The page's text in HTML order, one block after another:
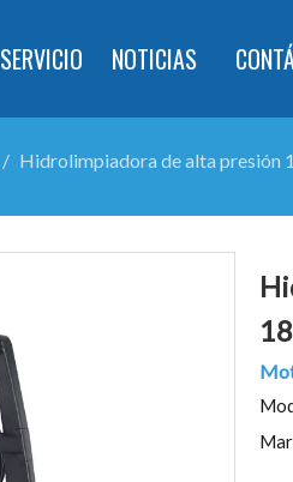
SERVICIO NOTICIAS
/ Hidrolimpiadora de alta presión